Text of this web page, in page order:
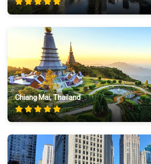
Chiang Mai, Thailand